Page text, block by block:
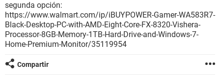
segunda opción:
https://www.walmart.com/ip/iBUYPOWER-Gamer-WA583R7-
Black-Desktop-PC-with-AMD-Eight-Core-FX-8320-Vishera-
Processor-8GB-Memory-1TB-Hard-Drive-and-Windows-7-
Home-Premium-Monitor/35119954
Compartir